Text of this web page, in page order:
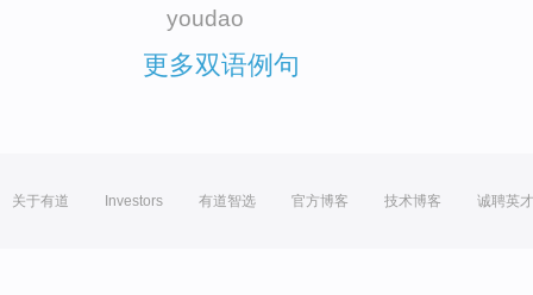
youdao
更多双语例句
关于有道 Investors 有道智选 官方博客 技术博客 诚聘英才